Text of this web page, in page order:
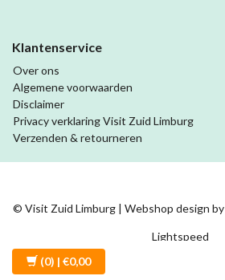
Klantenservice
Over ons
Algemene voorwaarden
Disclaimer
Privacy verklaring Visit Zuid Limburg
Verzenden & retourneren
© Visit Zuid Limburg | Webshop design by
Lightspeed
(0) | €0,00